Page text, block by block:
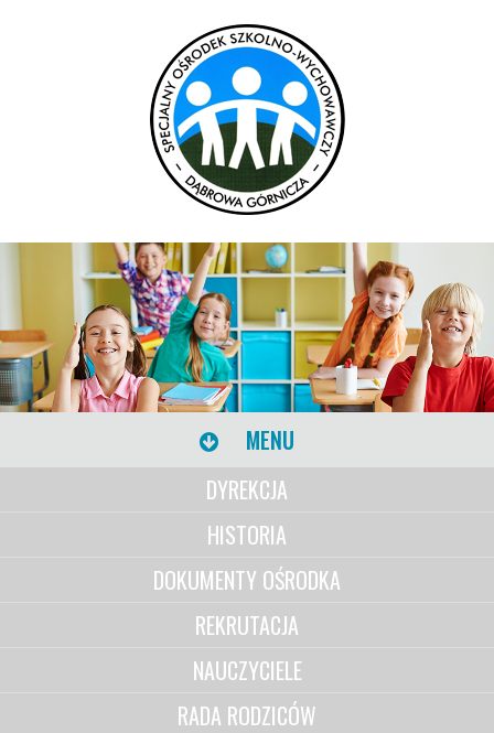
MENU
DYREKCJA
HISTORIA
DOKUMENTY OŚRODKA
REKRUTACJA
NAUCZYCIELE
RADA RODZICÓW